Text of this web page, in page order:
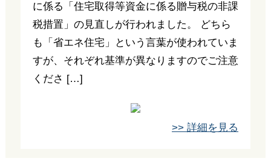
に係る「住宅取得等資金に係る贈与税の非課
税措置」の見直しが行われました。 どちら
も「省エネ住宅」という言葉が使われていま
すが、それぞれ基準が異なりますのでご注意
くださ […]
>> 詳細を見る